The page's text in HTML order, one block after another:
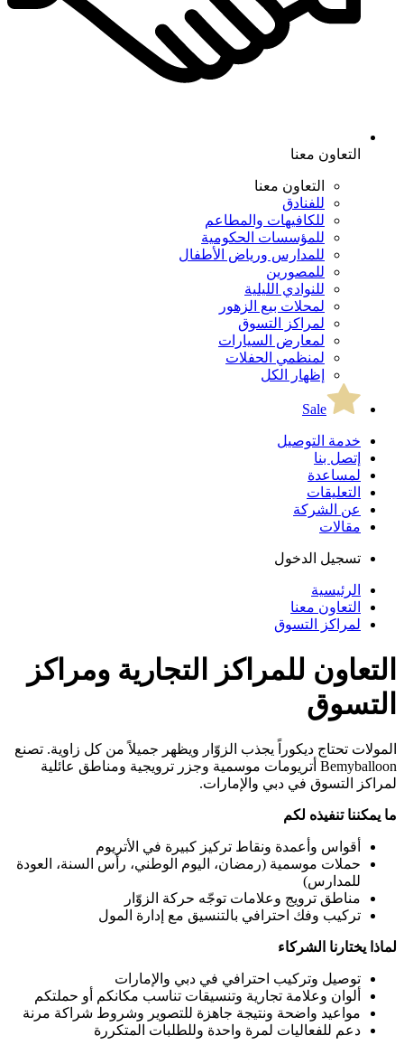
التعاون معنا
التعاون معنا
للفنادق
للكافيهات والمطاعم
للمؤسسات الحكومية
للمدارس ورياض الأطفال
للمصورين
للنوادي الليلية
لمحلات بيع الزهور
لمراكز التسوق
لمعارض السيارات
لمنظمي الحفلات
إظهار الكل
Sale
خدمة التوصيل
إتصل بنا
لمساعدة
التعليقات
عن الشركة
مقالات
تسجيل الدخول
الرئيسية
التعاون معنا
لمراكز التسوق
التعاون للمراكز التجارية ومراكز
التسوق
المولات تحتاج ديكوراً يجذب الزوّار ويظهر جميلاً من كل زاوية. تصنع
Bemyballoon أتريومات موسمية وجزر ترويجية ومناطق عائلية
لمراكز التسوق في دبي والإمارات.
ما يمكننا تنفيذه لكم
أقواس وأعمدة ونقاط تركيز كبيرة في الأتريوم
حملات موسمية (رمضان، اليوم الوطني، رأس السنة، العودة
للمدارس)
مناطق ترويج وعلامات توجّه حركة الزوّار
تركيب وفك احترافي بالتنسيق مع إدارة المول
لماذا يختارنا الشركاء
توصيل وتركيب احترافي في دبي والإمارات
ألوان وعلامة تجارية وتنسيقات تناسب مكانكم أو حملتكم
مواعيد واضحة ونتيجة جاهزة للتصوير وشروط شراكة مرنة
دعم للفعاليات لمرة واحدة وللطلبات المتكررة